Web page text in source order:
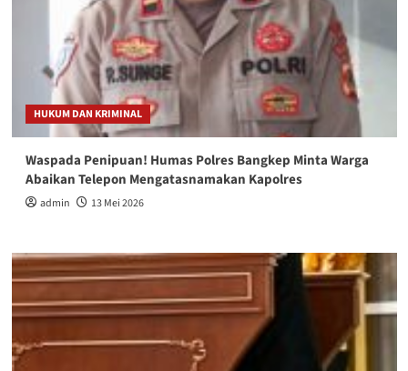
HUKUM DAN KRIMINAL
Waspada Penipuan! Humas Polres Bangkep Minta Warga
Abaikan Telepon Mengatasnamakan Kapolres
admin 13 Mei 2026